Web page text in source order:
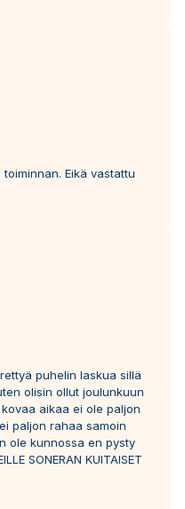
Eikä vastattu
puhelin laskua sillä
olisin ollut joulunkuun
aikaa ei ole paljon
paljon rahaa samoin
ole kunnossa en pysty
SONERAN KUlTAISET